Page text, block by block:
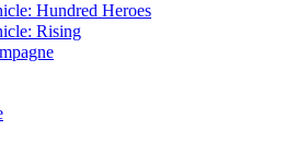
Hundred Heroes
Rising